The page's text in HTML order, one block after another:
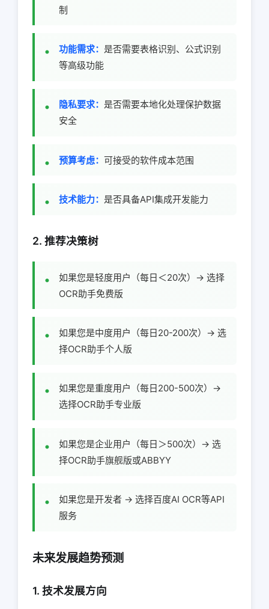
制
功能需求： 是否需要表格识别、公式识别
等高级功能
隐私要求： 是否需要本地化处理保护数据
安全
预算考虑： 可接受的软件成本范围
技术能力： 是否具备API集成开发能力
2. 推荐决策树
如果您是轻度用户（每日＜20次）→ 选择
OCR助手免费版
如果您是中度用户（每日20-200次）→ 选
择OCR助手个人版
如果您是重度用户（每日200-500次）→
选择OCR助手专业版
如果您是企业用户（每日＞500次）→ 选
择OCR助手旗舰版或ABBYY
如果您是开发者 → 选择百度AI OCR等API
服务
未来发展趋势预测
1. 技术发展方向